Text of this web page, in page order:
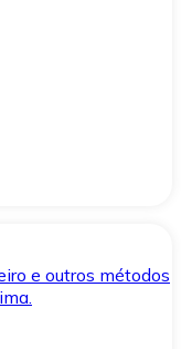
e outros métodos